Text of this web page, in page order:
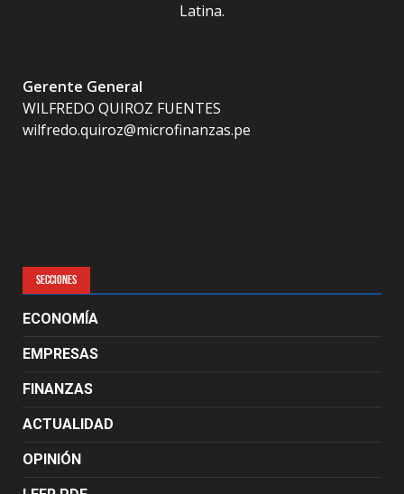
Latina.
Gerente General
WILFREDO QUIROZ FUENTES
wilfredo.quiroz@microfinanzas.pe
SECCIONES
ECONOMÍA
EMPRESAS
FINANZAS
ACTUALIDAD
OPINIÓN